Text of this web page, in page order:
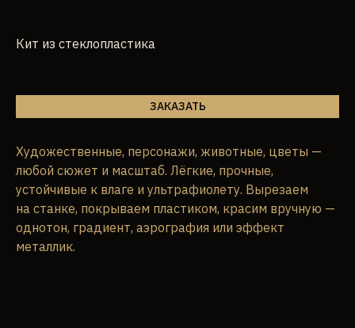
Кит из стеклопластика
ЗАКАЗАТЬ
Художественные, персонажи, животные, цветы —
любой сюжет и масштаб. Лёгкие, прочные,
устойчивые к влаге и ультрафиолету. Вырезаем
на станке, покрываем пластиком, красим вручную —
однотон, градиент, аэрография или эффект
металлик.